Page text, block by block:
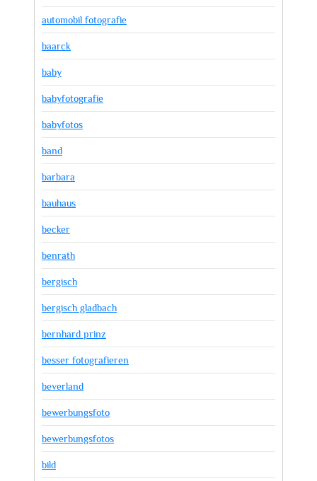
automobil fotografie
baarck
baby
babyfotografie
babyfotos
band
barbara
bauhaus
becker
benrath
bergisch
bergisch gladbach
bernhard prinz
besser fotografieren
beverland
bewerbungsfoto
bewerbungsfotos
bild